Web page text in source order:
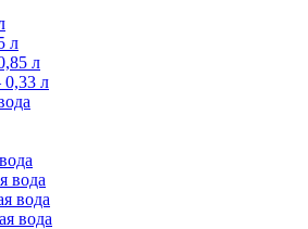
л
л
0,33 л
вода
вода
вода